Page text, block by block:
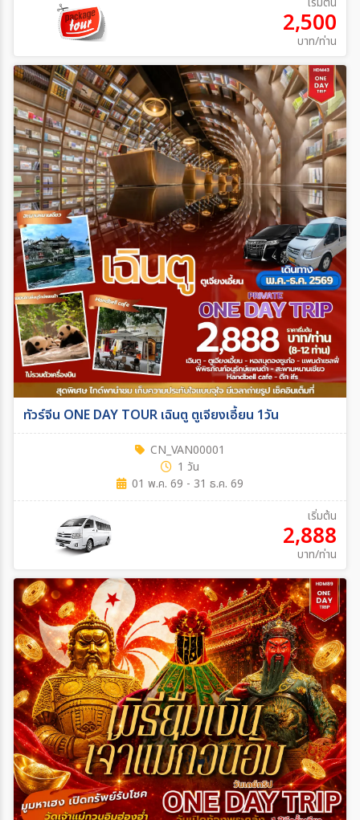
2,500
บาท/ท่าน
ทัวร์จีน ONE DAY TOUR เฉินตู ตูเจียงเอี้ยน 1วัน
CN_VAN00001
1 วัน
01 พ.ค. 69 - 31 ธ.ค. 69
เริ่มต้น
2,888
บาท/ท่าน